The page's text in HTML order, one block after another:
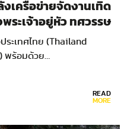
เครือข่ายจัดงานเทิด
ระเจ้าอยู่หัว ทศวรรษ
า ต่อยอด ใต้ร่มพระ
ระเทศไทย (Thailand
พร้อมด้วย…
READ
MORE